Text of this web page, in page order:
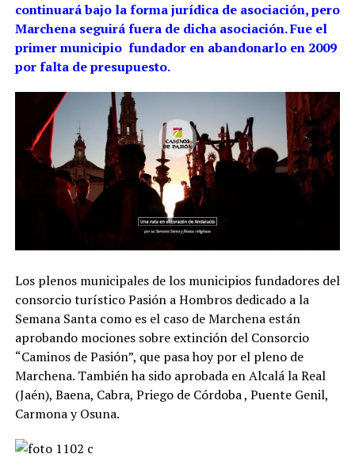
continuará bajo la forma jurídica de asociación, pero
Marchena seguirá fuera de dicha asociación. Fue el
primer municipio fundador en abandonarlo en 2009
por falta de presupuesto.
Los plenos municipales de los municipios fundadores del
consorcio turístico Pasión a Hombros dedicado a la
Semana Santa como es el caso de Marchena están
aprobando mociones sobre extinción del Consorcio
“Caminos de Pasión”, que pasa hoy por el pleno de
Marchena. También ha sido aprobada en Alcalá la Real
(Jaén), Baena, Cabra, Priego de Córdoba , Puente Genil,
Carmona y Osuna.